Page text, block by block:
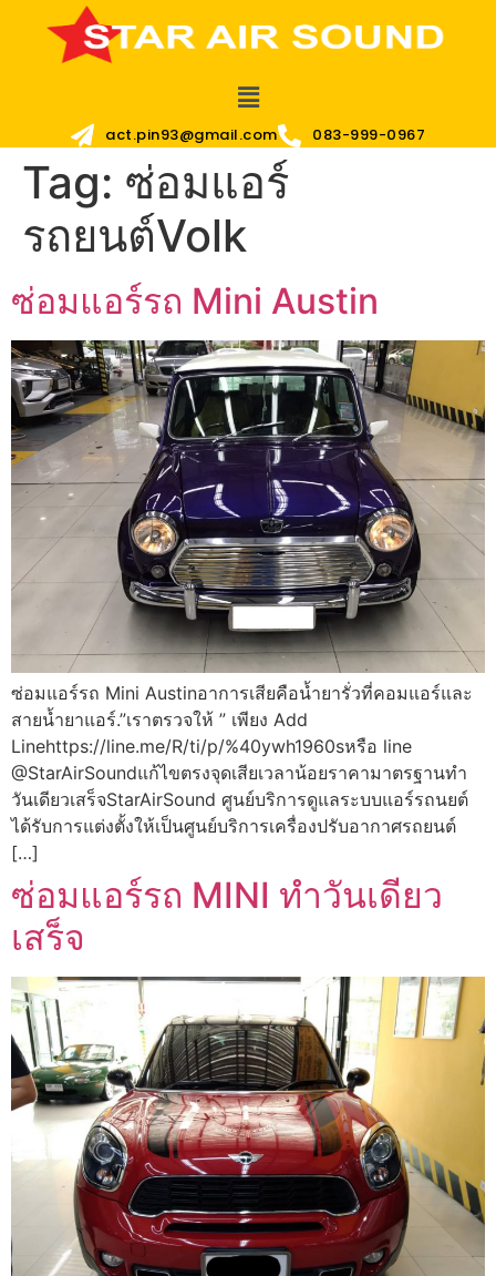
act.pin93@gmail.com 083-999-0967
Tag: ซ่อมแอร์
รถยนต์Volk
ซ่อมแอร์รถ Mini Austin
ซ่อมแอร์รถ Mini Austinอาการเสียคือน้ำยารั่วที่คอมแอร์และ
สายน้ำยาแอร์.”เราตรวจให้ ” เพียง Add
Linehttps://line.me/R/ti/p/%40ywh1960sหรือ line
@StarAirSoundแก้ไขตรงจุดเสียเวลาน้อยราคามาตรฐานทำ
วันเดียวเสร็จStarAirSound ศูนย์บริการดูแลระบบแอร์รถนยต์
ได้รับการแต่งตั้งให้เป็นศูนย์บริการเครื่องปรับอากาศรถยนต์
[…]
ซ่อมแอร์รถ MINI ทำวันเดียว
เสร็จ